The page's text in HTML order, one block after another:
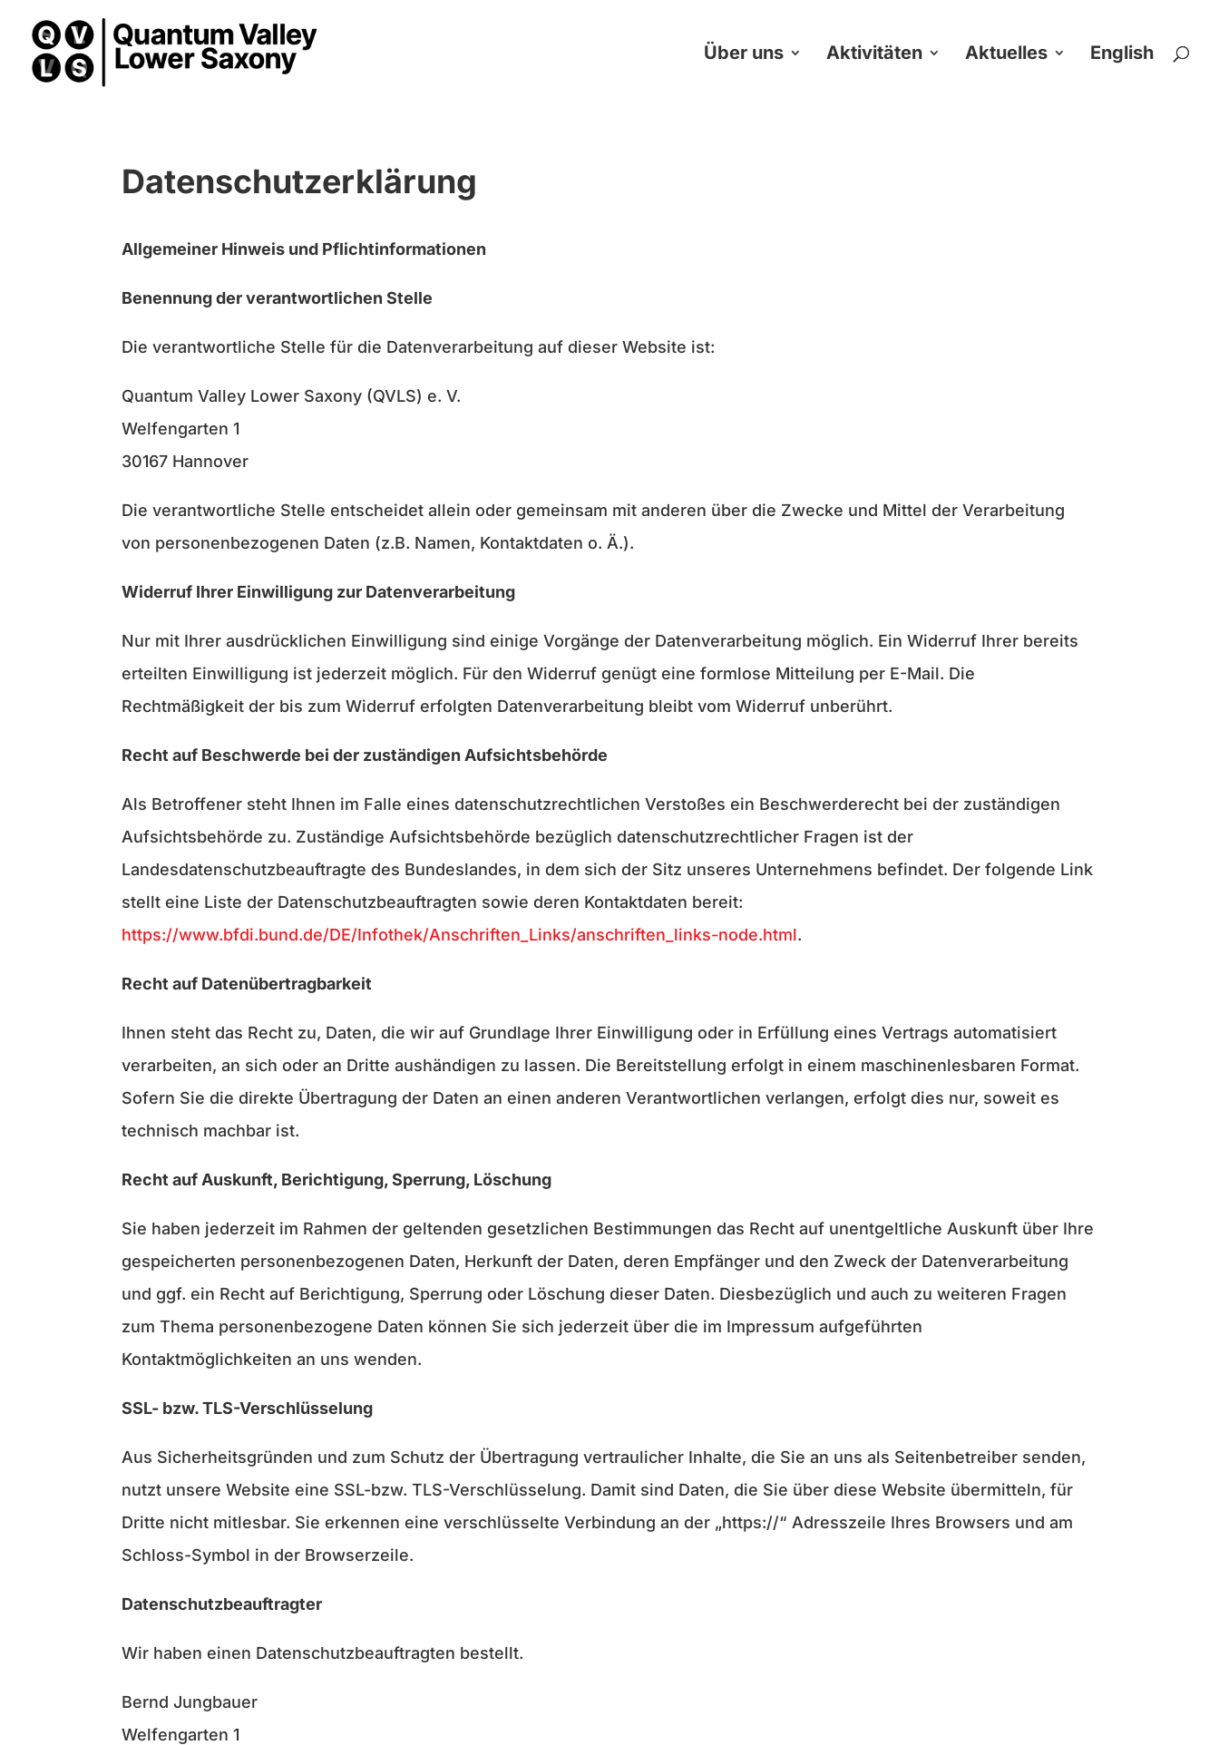
Über uns Aktivitäten Aktuelles English
Datenschutzerklärung
Allgemeiner Hinweis und Pflichtinformationen
Benennung der verantwortlichen Stelle
Die verantwortliche Stelle für die Datenverarbeitung auf dieser Website ist:
Quantum Valley Lower Saxony (QVLS) e. V.
Welfengarten 1
30167 Hannover
Die verantwortliche Stelle entscheidet allein oder gemeinsam mit anderen über die Zwecke und Mittel der Verarbeitung
von personenbezogenen Daten (z.B. Namen, Kontaktdaten o. Ä.).
Widerruf Ihrer Einwilligung zur Datenverarbeitung
Nur mit Ihrer ausdrücklichen Einwilligung sind einige Vorgänge der Datenverarbeitung möglich. Ein Widerruf Ihrer bereits
erteilten Einwilligung ist jederzeit möglich. Für den Widerruf genügt eine formlose Mitteilung per E-Mail. Die
Rechtmäßigkeit der bis zum Widerruf erfolgten Datenverarbeitung bleibt vom Widerruf unberührt.
Recht auf Beschwerde bei der zuständigen Aufsichtsbehörde
Als Betroffener steht Ihnen im Falle eines datenschutzrechtlichen Verstoßes ein Beschwerderecht bei der zuständigen
Aufsichtsbehörde zu. Zuständige Aufsichtsbehörde bezüglich datenschutzrechtlicher Fragen ist der
Landesdatenschutzbeauftragte des Bundeslandes, in dem sich der Sitz unseres Unternehmens befindet. Der folgende Link
stellt eine Liste der Datenschutzbeauftragten sowie deren Kontaktdaten bereit:
https://www.bfdi.bund.de/DE/Infothek/Anschriften_Links/anschriften_links-node.html.
Recht auf Datenübertragbarkeit
Ihnen steht das Recht zu, Daten, die wir auf Grundlage Ihrer Einwilligung oder in Erfüllung eines Vertrags automatisiert
verarbeiten, an sich oder an Dritte aushändigen zu lassen. Die Bereitstellung erfolgt in einem maschinenlesbaren Format.
Sofern Sie die direkte Übertragung der Daten an einen anderen Verantwortlichen verlangen, erfolgt dies nur, soweit es
technisch machbar ist.
Recht auf Auskunft, Berichtigung, Sperrung, Löschung
Sie haben jederzeit im Rahmen der geltenden gesetzlichen Bestimmungen das Recht auf unentgeltliche Auskunft über Ihre
gespeicherten personenbezogenen Daten, Herkunft der Daten, deren Empfänger und den Zweck der Datenverarbeitung
und ggf. ein Recht auf Berichtigung, Sperrung oder Löschung dieser Daten. Diesbezüglich und auch zu weiteren Fragen
zum Thema personenbezogene Daten können Sie sich jederzeit über die im Impressum aufgeführten
Kontaktmöglichkeiten an uns wenden.
SSL- bzw. TLS-Verschlüsselung
Aus Sicherheitsgründen und zum Schutz der Übertragung vertraulicher Inhalte, die Sie an uns als Seitenbetreiber senden,
nutzt unsere Website eine SSL-bzw. TLS-Verschlüsselung. Damit sind Daten, die Sie über diese Website übermitteln, für
Dritte nicht mitlesbar. Sie erkennen eine verschlüsselte Verbindung an der „https://“ Adresszeile Ihres Browsers und am
Schloss-Symbol in der Browserzeile.
Datenschutzbeauftragter
Wir haben einen Datenschutzbeauftragten bestellt.
Bernd Jungbauer
Welfengarten 1